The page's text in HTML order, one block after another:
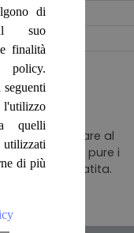
di
Prof. Mario
in particolare al
come pure i
a matita.
di
suo
finalità
policy.
quelli
di più